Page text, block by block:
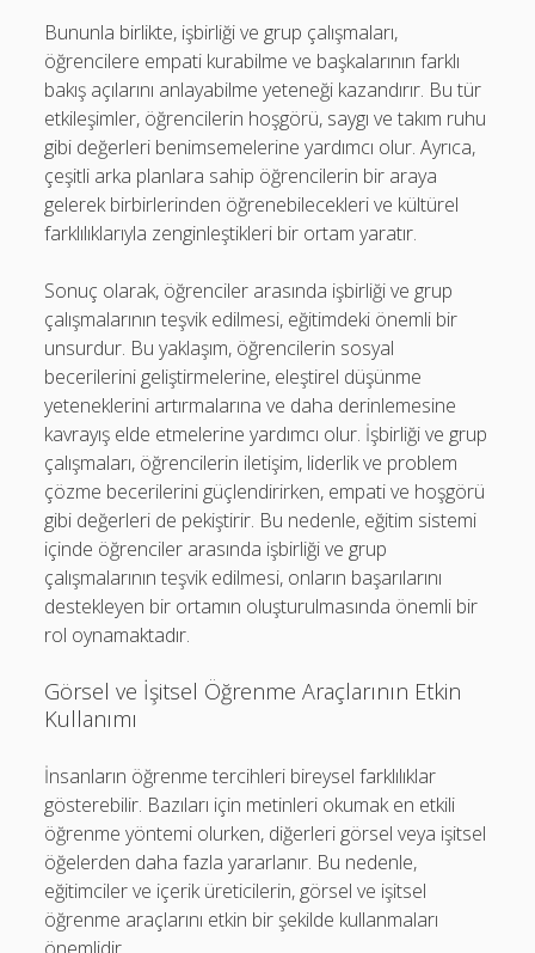
Bununla birlikte, işbirliği ve grup çalışmaları,
öğrencilere empati kurabilme ve başkalarının farklı
bakış açılarını anlayabilme yeteneği kazandırır. Bu tür
etkileşimler, öğrencilerin hoşgörü, saygı ve takım ruhu
gibi değerleri benimsemelerine yardımcı olur. Ayrıca,
çeşitli arka planlara sahip öğrencilerin bir araya
gelerek birbirlerinden öğrenebilecekleri ve kültürel
farklılıklarıyla zenginleştikleri bir ortam yaratır.
Sonuç olarak, öğrenciler arasında işbirliği ve grup
çalışmalarının teşvik edilmesi, eğitimdeki önemli bir
unsurdur. Bu yaklaşım, öğrencilerin sosyal
becerilerini geliştirmelerine, eleştirel düşünme
yeteneklerini artırmalarına ve daha derinlemesine
kavrayış elde etmelerine yardımcı olur. İşbirliği ve grup
çalışmaları, öğrencilerin iletişim, liderlik ve problem
çözme becerilerini güçlendirirken, empati ve hoşgörü
gibi değerleri de pekiştirir. Bu nedenle, eğitim sistemi
içinde öğrenciler arasında işbirliği ve grup
çalışmalarının teşvik edilmesi, onların başarılarını
destekleyen bir ortamın oluşturulmasında önemli bir
rol oynamaktadır.
Görsel ve İşitsel Öğrenme Araçlarının Etkin
Kullanımı
İnsanların öğrenme tercihleri bireysel farklılıklar
gösterebilir. Bazıları için metinleri okumak en etkili
öğrenme yöntemi olurken, diğerleri görsel veya işitsel
öğelerden daha fazla yararlanır. Bu nedenle,
eğitimciler ve içerik üreticilerin, görsel ve işitsel
öğrenme araçlarını etkin bir şekilde kullanmaları